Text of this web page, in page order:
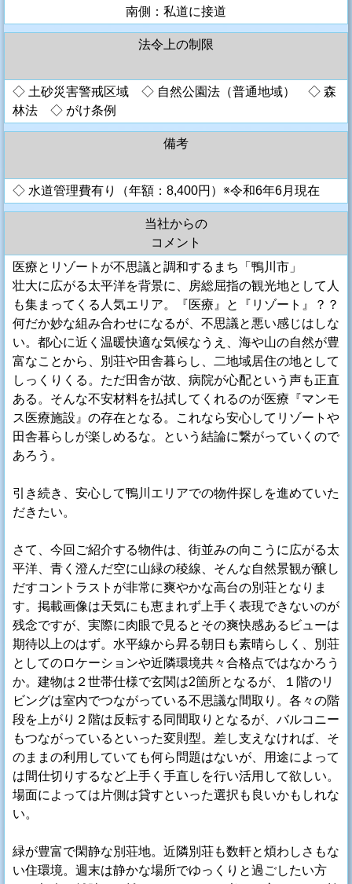
南側：私道に接道
法令上の制限
◇ 土砂災害警戒区域 ◇ 自然公園法（普通地域） ◇ 森
林法 ◇ がけ条例
備考
◇ 水道管理費有り（年額：8,400円）※令和6年6月現在
当社からの
コメント
医療とリゾートが不思議と調和するまち「鴨川市」
壮大に広がる太平洋を背景に、房総屈指の観光地として人
も集まってくる人気エリア。『医療』と『リゾート』？？
何だか妙な組み合わせになるが、不思議と悪い感じはしな
い。都心に近く温暖快適な気候なうえ、海や山の自然が豊
富なことから、別荘や田舎暮らし、二地域居住の地として
しっくりくる。ただ田舎が故、病院が心配という声も正直
ある。そんな不安材料を払拭してくれるのが医療『マンモ
ス医療施設』の存在となる。これなら安心してリゾートや
田舎暮らしが楽しめるな。という結論に繋がっていくので
あろう。
引き続き、安心して鴨川エリアでの物件探しを進めていた
だきたい。
さて、今回ご紹介する物件は、街並みの向こうに広がる太
平洋、青く澄んだ空に山緑の稜線、そんな自然景観が醸し
だすコントラストが非常に爽やかな高台の別荘となりま
す。掲載画像は天気にも恵まれず上手く表現できないのが
残念ですが、実際に肉眼で見るとその爽快感あるビューは
期待以上のはず。水平線から昇る朝日も素晴らしく、別荘
としてのロケーションや近隣環境共々合格点ではなかろう
か。建物は２世帯仕様で玄関は2箇所となるが、１階のリ
ビングは室内でつながっている不思議な間取り。各々の階
段を上がり２階は反転する同間取りとなるが、バルコニー
もつながっているといった変則型。差し支えなければ、そ
のままの利用していても何ら問題はないが、用途によって
は間仕切りするなど上手く手直しを行い活用して欲しい。
場面によっては片側は貸すといった選択も良いかもしれな
い。
緑が豊富で閑静な別荘地。近隣別荘も数軒と煩わしさもな
い住環境。週末は静かな場所でゆっくりと過ごしたい方